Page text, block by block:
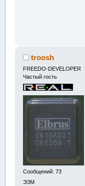
troosh
FREEDO-DEVELOPER
Частый гость
Сообщений: 73
Э3М